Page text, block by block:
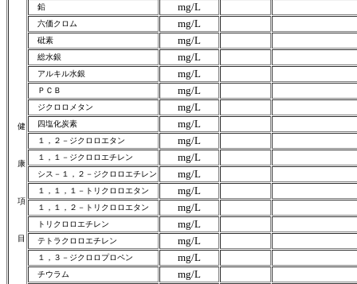
健
康
項
目
鉛 mg/L
六価クロム mg/L
砒素 mg/L
総水銀 mg/L
アルキル水銀 mg/L
ＰＣＢ mg/L
ジクロロメタン mg/L
四塩化炭素 mg/L
１，２－ジクロロエタン mg/L
１，１－ジクロロエチレン mg/L
シス－１，２－ジクロロエチレン mg/L
１，１，１－トリクロロエタン mg/L
１，１，２－トリクロロエタン mg/L
トリクロロエチレン mg/L
テトラクロロエチレン mg/L
１，３－ジクロロプロペン mg/L
チウラム mg/L